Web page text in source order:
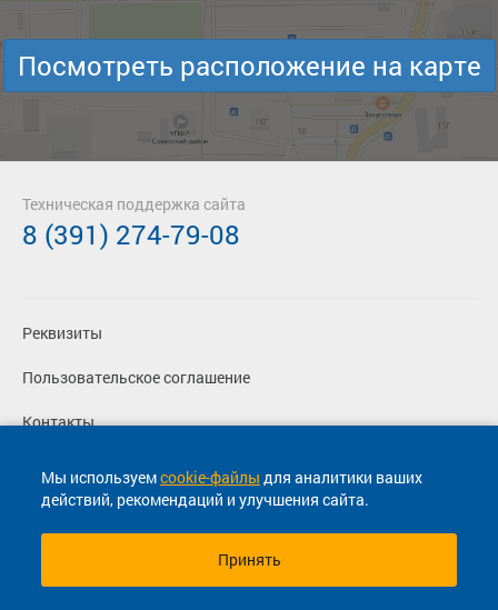
Мы используемcookie-файлы для аналитики ваших
действий, рекомендаций и улучшения сайта.
Принять
Посмотреть расположение на карте
Реквизиты
Пользовательское соглашение
Контакты
Политика конфиденциальности
Перевозчикам
Техническая поддержка сайта
8 (391) 274-79-08
© 2013-2026, ООО "Капитал"- Онлайн сервис продажи